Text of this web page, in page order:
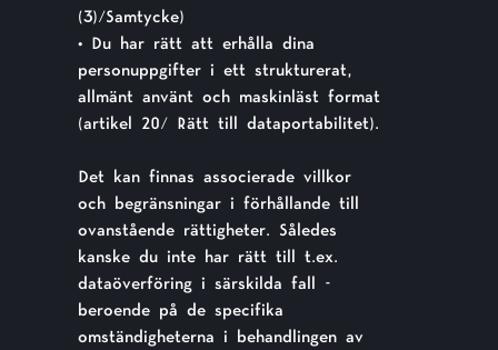
(3)/Samtycke)
• Du har rätt att erhålla dina
personuppgifter i ett strukturerat,
allmänt använt och maskinläst format
(artikel 20/ Rätt till dataportabilitet).
Det kan finnas associerade villkor
och begränsningar i förhållande till
ovanstående rättigheter. Således
kanske du inte har rätt till t.ex.
dataöverföring i särskilda fall -
beroende på de specifika
omständigheterna i behandlingen av